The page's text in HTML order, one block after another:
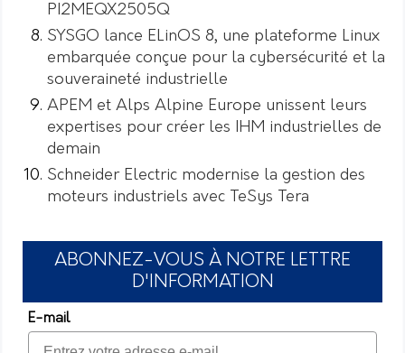
PI2MEQX2505Q
SYSGO lance ELinOS 8, une plateforme Linux
embarquée conçue pour la cybersécurité et la
souveraineté industrielle
APEM et Alps Alpine Europe unissent leurs
expertises pour créer les IHM industrielles de
demain
Schneider Electric modernise la gestion des
moteurs industriels avec TeSys Tera
ABONNEZ-VOUS À NOTRE LETTRE
D'INFORMATION
E-mail